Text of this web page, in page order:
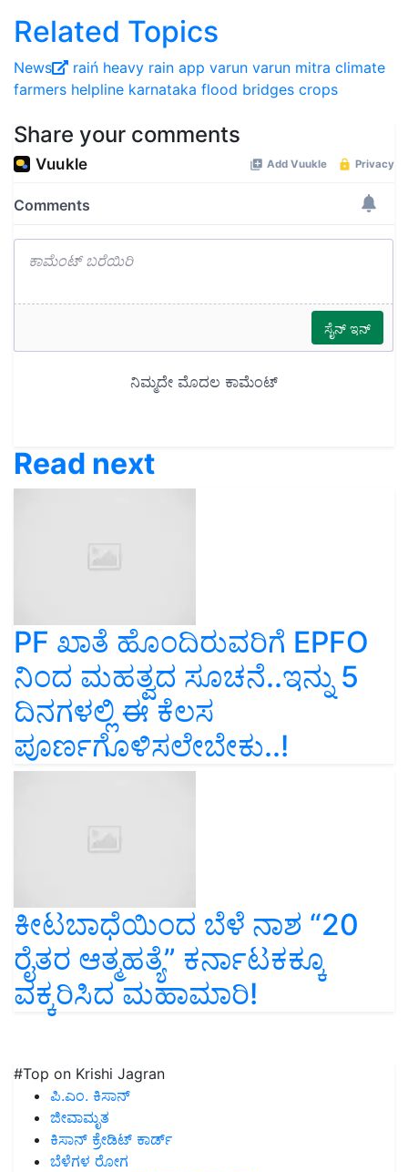
Related Topics
News raiń heavy rain app varun varun mitra climate
farmers helpline karnataka flood bridges crops
Share your comments
Read next
PF ಖಾತೆ ಹೊಂದಿರುವರಿಗೆ EPFO
ನಿಂದ ಮಹತ್ವದ ಸೂಚನೆ..ಇನ್ನು 5
ದಿನಗಳಲ್ಲಿ ಈ ಕೆಲಸ
ಪೂರ್ಣಗೊಳಿಸಲೇಬೇಕು..!
ಕೀಟಬಾಧೆಯಿಂದ ಬೆಳೆ ನಾಶ “20
ರೈತರ ಆತ್ಮಹತ್ಯೆ” ಕರ್ನಾಟಕಕ್ಕೂ
ವಕ್ಕರಿಸಿದ ಮಹಾಮಾರಿ!
#Top on Krishi Jagran
ಪಿ.ಎಂ. ಕಿಸಾನ್
ಜೀವಾಮೃತ
ಕಿಸಾನ್ ಕ್ರೇಡಿಟ್ ಕಾರ್ಡ್
ಬೆಳೆಗಳ ರೋಗ